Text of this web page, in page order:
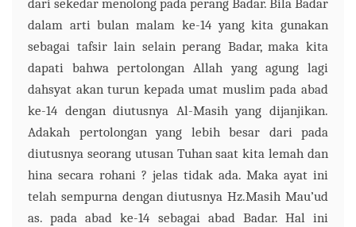
dari sekedar menolong pada perang Badar. Bila Badar
dalam arti bulan malam ke-14 yang kita gunakan
sebagai tafsir lain selain perang Badar, maka kita
dapati bahwa pertolongan Allah yang agung lagi
dahsyat akan turun kepada umat muslim pada abad
ke-14 dengan diutusnya Al-Masih yang dijanjikan.
Adakah pertolongan yang lebih besar dari pada
diutusnya seorang utusan Tuhan saat kita lemah dan
hina secara rohani ? jelas tidak ada. Maka ayat ini
telah sempurna dengan diutusnya Hz.Masih Mau’ud
as. pada abad ke-14 sebagai abad Badar.Hal ini